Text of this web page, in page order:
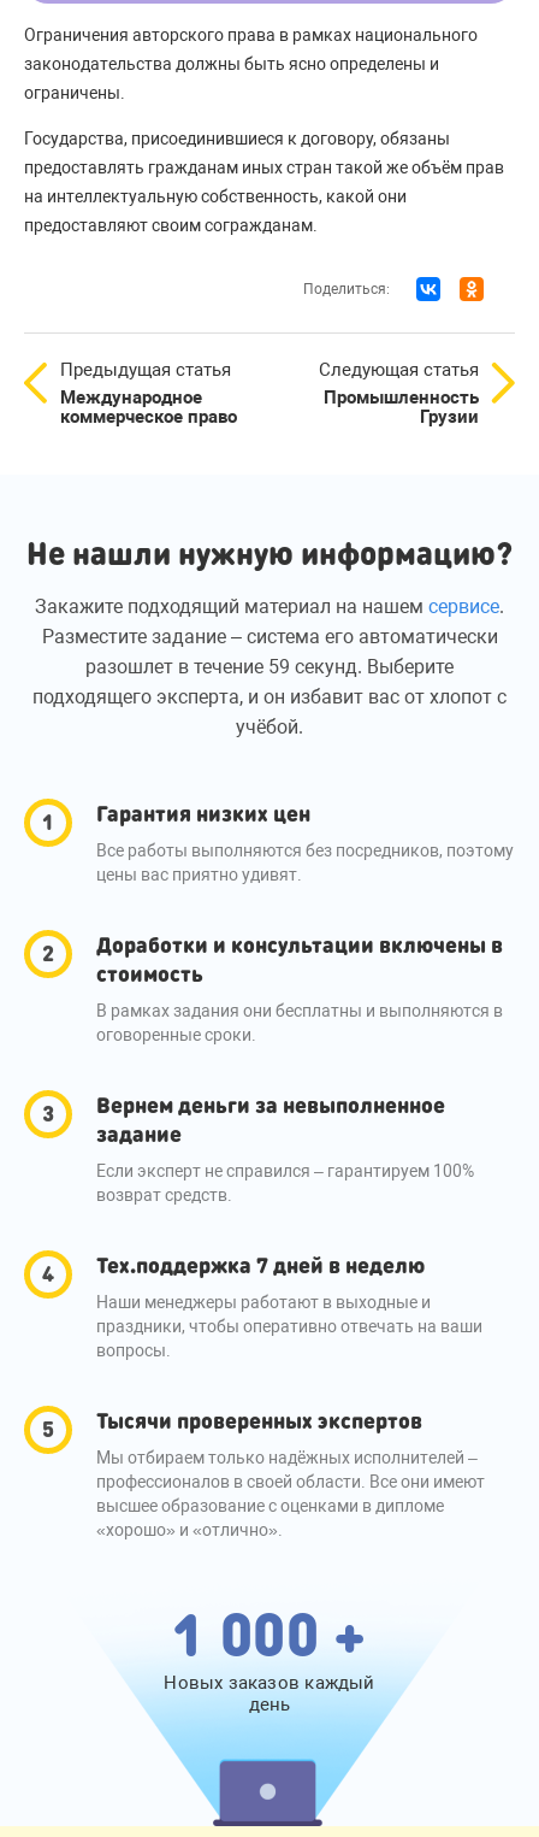
Ограничения авторского права в рамках национального
законодательства должны быть ясно определены и
ограничены.
Государства, присоединившиеся к договору, обязаны
предоставлять гражданам иных стран такой же объём прав
на интеллектуальную собственность, какой они
предоставляют своим согражданам.
Поделиться:
Предыдущая статья
Международное
коммерческое право
Следующая статья
Промышленность
Грузии
Не нашли нужную информацию?
Закажите подходящий материал на нашем сервисе.
Разместите задание – система его автоматически
разошлет в течение 59 секунд. Выберите
подходящего эксперта, и он избавит вас от хлопот с
учёбой.
Гарантия низких цен
Все работы выполняются без посредников, поэтому
цены вас приятно удивят.
Доработки и консультации включены в
стоимость
В рамках задания они бесплатны и выполняются в
оговоренные сроки.
Вернем деньги за невыполненное
задание
Если эксперт не справился – гарантируем 100%
возврат средств.
Тех.поддержка 7 дней в неделю
Наши менеджеры работают в выходные и
праздники, чтобы оперативно отвечать на ваши
вопросы.
Тысячи проверенных экспертов
Мы отбираем только надёжных исполнителей –
профессионалов в своей области. Все они имеют
высшее образование с оценками в дипломе
«хорошо» и «отлично».
1 000 +
Новых заказов каждый
день